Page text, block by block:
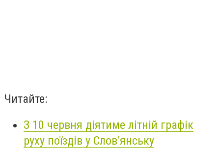
Читайте:
З 10 червня діятиме літній графік
руху поїздів у Слов’янську